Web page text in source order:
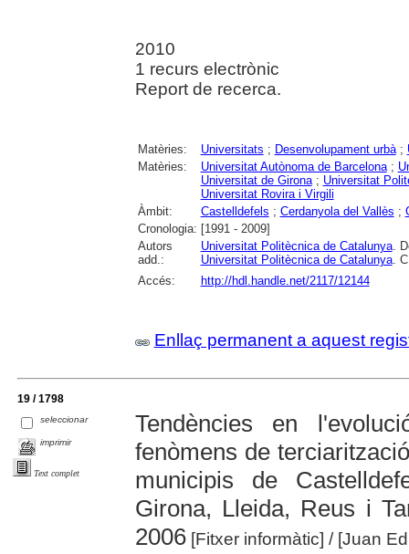
2010
1 recurs electrònic
Report de recerca.
Matèries: Universitats ; Desenvolupament urbà;
Matèries:
Universitat Autònoma de Barcelona;
Universitat de Girona; Universitat
Universitat Rovira i Virgili
Àmbit:
Castelldefels ; Cerdanyola del Vallès ;
Cronologia: [1991 - 2009]
Autors
add.:
Universitat Politècnica de Catalunya.
Universitat Politècnica de Catalunya.
Accés:
http://hdl.handle.net/2117/12144
Enllaç permanent a aquest
19 / 1798
seleccionar
imprimir
Text complet
Tendències en
fenòmens de
municipis de
Girona, Lleida, Reus i
2006[Fitxer informàtic] / [Juan